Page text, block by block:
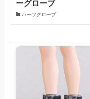
ーグローブ
ハーフグローブ